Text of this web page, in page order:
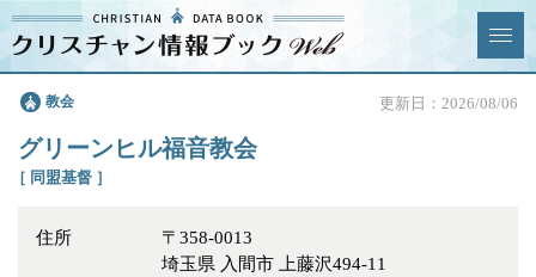
クリスチャン
情報ブックとは
News & Topics
よくあるご質問
教会 更新日：2026/08/06
グリーンヒル福音教会
［ 同盟基督 ］
住所
〒358-0013
埼玉県 入間市 上藤沢494-11